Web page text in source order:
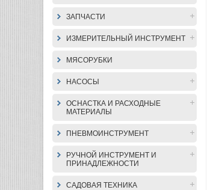
ЗАПЧАСТИ
ИЗМЕРИТЕЛЬНЫЙ ИНСТРУМЕНТ
МЯСОРУБКИ
НАСОСЫ
ОСНАСТКА И РАСХОДНЫЕ
МАТЕРИАЛЫ
ПНЕВМОИНСТРУМЕНТ
РУЧНОЙ ИНСТРУМЕНТ И
ПРИНАДЛЕЖНОСТИ
САДОВАЯ ТЕХНИКА